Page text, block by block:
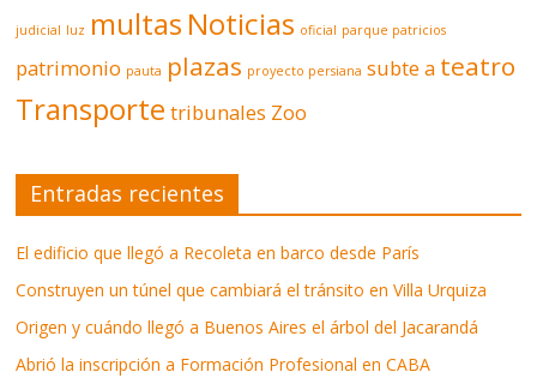
judicial luz multas Noticias oficial parque patricios
patrimonio pauta plazas proyecto persiana subte a teatro
Transporte tribunales Zoo
Entradas recientes
El edificio que llegó a Recoleta en barco desde París
Construyen un túnel que cambiará el tránsito en Villa Urquiza
Origen y cuándo llegó a Buenos Aires el árbol del Jacarandá
Abrió la inscripción a Formación Profesional en CABA